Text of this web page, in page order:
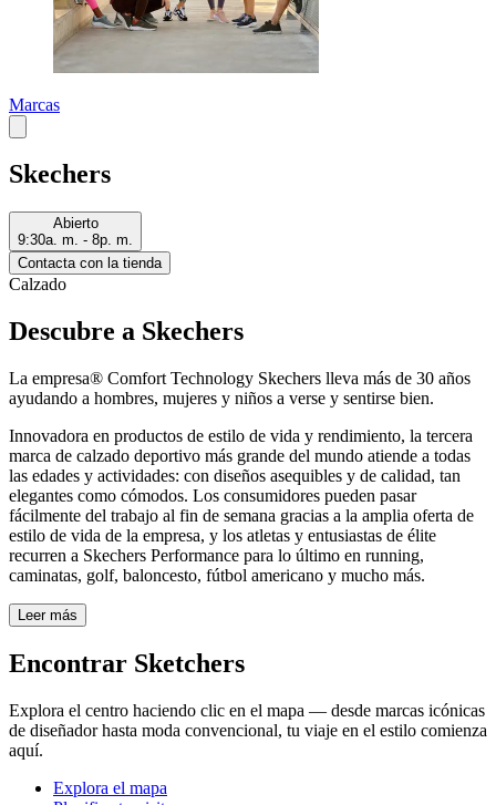
Marcas
Skechers
Abierto
9:30a. m. - 8p. m.
Contacta con la tienda
Calzado
Descubre a Skechers
La empresa® Comfort Technology Skechers lleva más de 30 años
ayudando a hombres, mujeres y niños a verse y sentirse bien.
Innovadora en productos de estilo de vida y rendimiento, la tercera
marca de calzado deportivo más grande del mundo atiende a todas
las edades y actividades: con diseños asequibles y de calidad, tan
elegantes como cómodos. Los consumidores pueden pasar
fácilmente del trabajo al fin de semana gracias a la amplia oferta de
estilo de vida de la empresa, y los atletas y entusiastas de élite
recurren a Skechers Performance para lo último en running,
caminatas, golf, baloncesto, fútbol americano y mucho más.
Leer más
Encontrar Sketchers
Explora el centro haciendo clic en el mapa — desde marcas icónicas
de diseñador hasta moda convencional, tu viaje en el estilo comienza
aquí.
Explora el mapa